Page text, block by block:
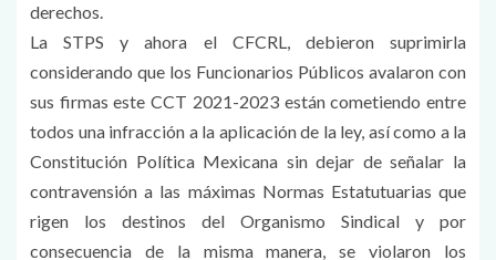
derechos.
La STPS y ahora el CFCRL, debieron suprimirla
considerando que los Funcionarios Públicos avalaron con
sus firmas este CCT 2021-2023 están cometiendo entre
todos una infracción a la aplicación de la ley, así como a la
Constitución Política Mexicana sin dejar de señalar la
contravensión a las máximas Normas Estatutuarias que
rigen los destinos del Organismo Sindical y por
consecuencia de la misma manera, se violaron los